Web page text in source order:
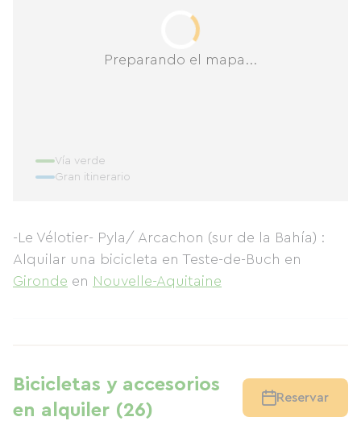
Preparando el mapa...
Vía verde
Gran itinerario
-Le Vélotier- Pyla/ Arcachon (sur de la Bahía) :
Alquilar una bicicleta en Teste-de-Buch en
Gironde en Nouvelle-Aquitaine
Bicicletas y accesorios
en alquiler (26)
Reservar